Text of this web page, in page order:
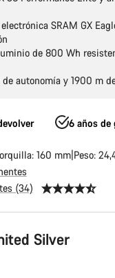
SRAM GX
de 800 Wh
autonomía y 1900 m
6 años de
160 mm Peso:
(34)
Silver